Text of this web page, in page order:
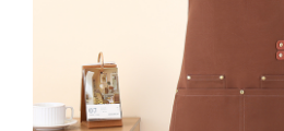
dtíortha deacra agus tá siad
An bhfuil siad riachtanach duit
ghairmiúil, don ollamh nó don
Beidh ár mbróga cánabais ag